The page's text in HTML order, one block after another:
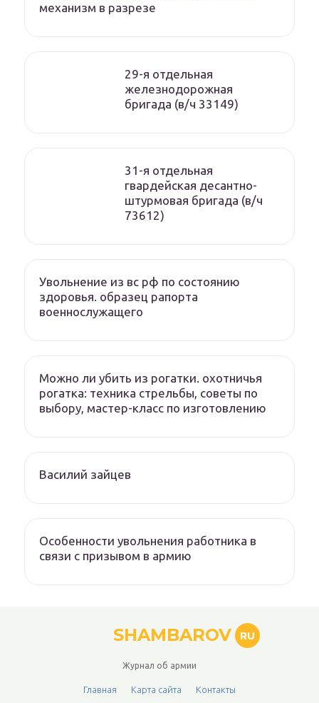
механизм в разрезе
29-я отдельная
железнодорожная
бригада (в/ч 33149)
31-я отдельная
гвардейская десантно-
штурмовая бригада (в/ч
73612)
Увольнение из вс рф по состоянию
здоровья. образец рапорта
военнослужащего
Можно ли убить из рогатки. охотничья
рогатка: техника стрельбы, советы по
выбору, мастер-класс по изготовлению
Василий зайцев
Особенности увольнения работника в
связи с призывом в армию
SHAMBAROV RU
Журнал об армии
Главная Карта сайта Контакты